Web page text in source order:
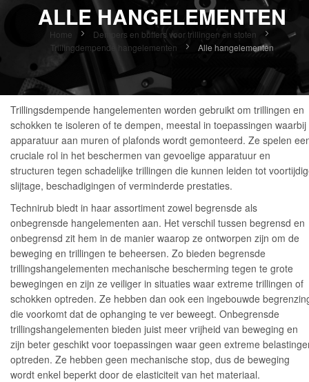
ALLE HANGELEMENTEN
Home
Dempers en buffers voor trillingen en stoten
Trillingdempende hangelementen
Alle hangelementen
Trillingsdempende hangelementen worden gebruikt om trillingen en
schokken te isoleren of te dempen, meestal in toepassingen waarbij
apparatuur aan muren of plafonds wordt gemonteerd. Ze spelen
cruciale rol in het beschermen van gevoelige apparatuur en
structuren tegen schadelijke trillingen die kunnen leiden tot
slijtage, beschadigingen of verminderde prestaties.
Technirub biedt in haar assortiment zowel begrensde als
onbegrensde hangelementen aan. Het verschil tussen begrensd en
onbegrensd zit hem in de manier waarop ze ontworpen zijn om de
beweging en trillingen te beheersen. Zo bieden begrensde
trillingshangelementen mechanische bescherming tegen te grote
bewegingen en zijn ze veiliger in situaties waar extreme trillingen of
schokken optreden. Ze hebben dan ook een ingebouwde
die voorkomt dat de ophanging te ver beweegt. Onbegrensde
trillingshangelementen bieden juist meer vrijheid van beweging en
zijn beter geschikt voor toepassingen waar geen extreme
optreden. Ze hebben geen mechanische stop, dus de beweging
wordt enkel beperkt door de elasticiteit van het materiaal.